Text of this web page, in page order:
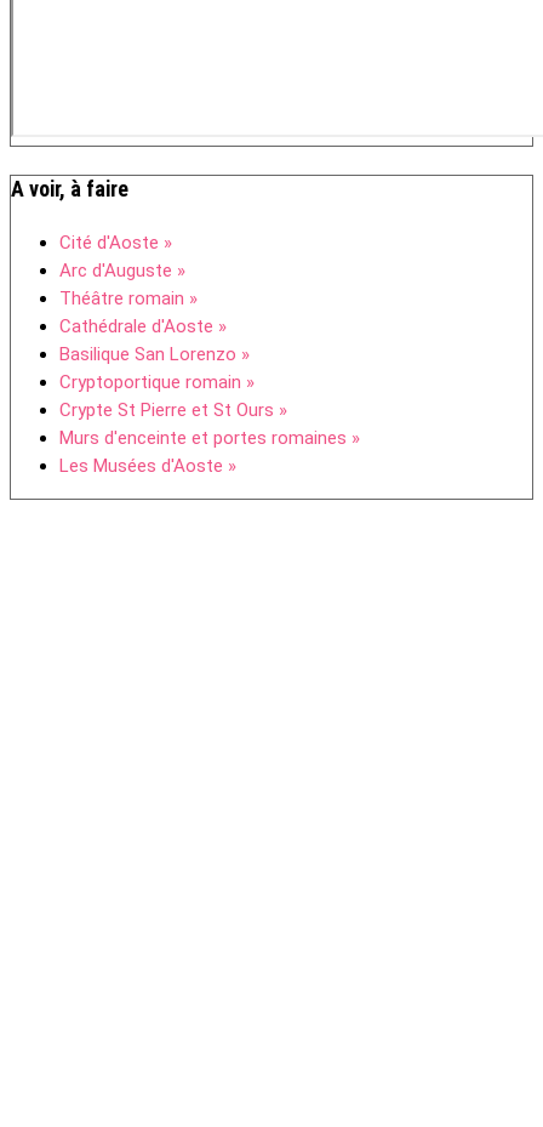
A voir, à faire
Cité d'Aoste »
Arc d'Auguste »
Théâtre romain »
Cathédrale d'Aoste »
Basilique San Lorenzo »
Cryptoportique romain »
Crypte St Pierre et St Ours »
Murs d'enceinte et portes romaines »
Les Musées d'Aoste »